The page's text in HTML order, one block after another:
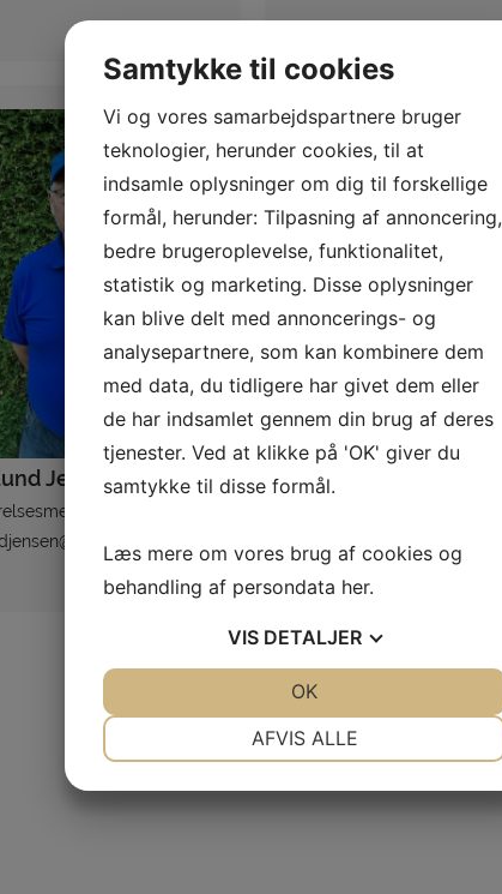
Jensen Sanny von Mehren
Samtykke til cookies
Vi og vores samarbejdspartnere bruger
teknologier, herunder cookies, til at
indsamle oplysninger om dig til forskellige
formål, herunder: Tilpasning af annoncering,
bedre brugeroplevelse, funktionalitet,
statistik og marketing. Disse oplysninger
kan blive delt med annoncerings- og
analysepartnere, som kan kombinere dem
med data, du tidligere har givet dem eller
de har indsamlet gennem din brug af deres
tjenester. Ved at klikke på 'OK' giver du
samtykke til disse formål.
Læs mere om vores brug af cookies og
behandling af persondata her.
VIS DETALJER
AFVIS ALLE
OK